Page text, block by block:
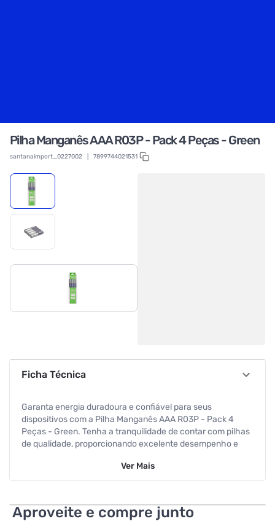
Pilha Manganês AAA R03P - Pack 4 Peças - Green
santanaimport_0227002 7899744021531
Ficha Técnica
Garanta energia duradoura e confiável para seus
dispositivos com a Pilha Manganês AAA R03P - Pack 4
Peças - Green. Tenha a tranquilidade de contar com pilhas
de qualidade, proporcionando excelente desempenho e
BATERIA: Manganês VOLTAGEM: 1,5V
Ver Mais
Aproveite e compre junto